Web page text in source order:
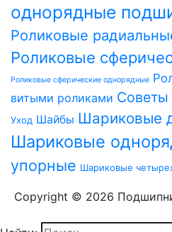
однорядные
Роликовые
Роликовые
Роликовые сферические однорядные
витыми роликами Советы
Уход Шайбы Шариковые
Шариковые
упорные Шариковые
Copyright © 2026